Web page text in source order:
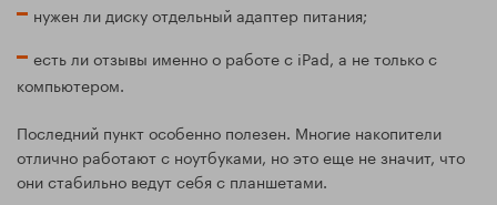
нужен ли диску отдельный адаптер питания;
есть ли отзывы именно о работе с iPad, а не только с
компьютером.
Последний пункт особенно полезен. Многие накопители
отлично работают с ноутбуками, но это еще не значит, что
они стабильно ведут себя с планшетами.